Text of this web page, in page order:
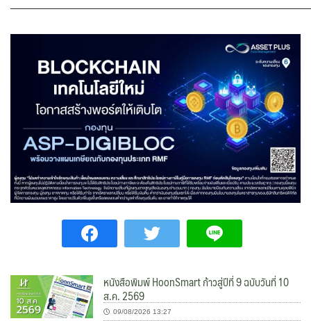
หนังสือพิมพ์ HoonSmart ก้าวสู่ปีที่ 9 ฉบับวันที่ 10
ส.ค. 2569
09/08/2026 13:27